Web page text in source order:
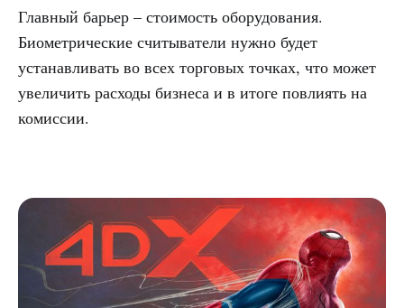
Главный барьер – стоимость оборудования.
Биометрические считыватели нужно будет
устанавливать во всех торговых точках, что может
увеличить расходы бизнеса и в итоге повлиять на
комиссии.